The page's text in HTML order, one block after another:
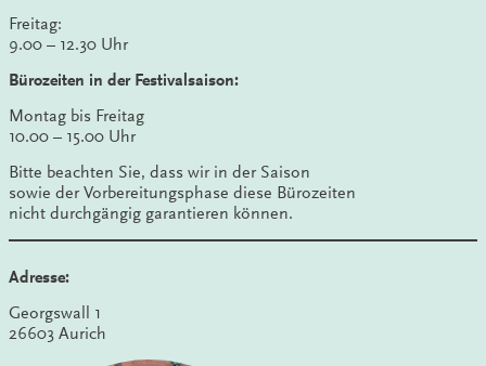
Freitag:
9.00 – 12.30 Uhr
Bürozeiten in der Festivalsaison:
Montag bis Freitag
10.00 – 15.00 Uhr
Bitte beachten Sie, dass wir in der Saison
sowie der Vorbereitungsphase diese Bürozeiten
nicht durchgängig garantieren können.
Adresse:
Georgswall 1
26603 Aurich